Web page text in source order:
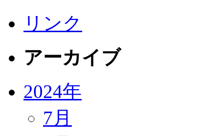
リンク
アーカイブ
2024年
7月